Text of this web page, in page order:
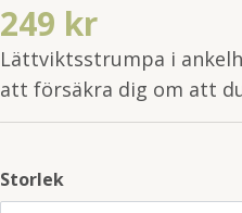
249 kr
Lättviktsstrumpa i
att försäkra dig om att
Storlek